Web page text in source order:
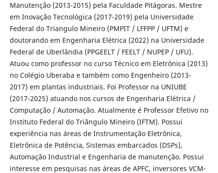
Manutenção (2013-2015) pela Faculdade Pitágoras. Mestre
em Inovação Tecnológica (2017-2019) pela Universidade
Federal do Triangulo Mineiro (PMPIT / LFFPP / UFTM) e
doutorando em Engenharia Elétrica (2022) na Universidade
Federal de Uberlândia (PPGEELT / FEELT / NUPEP / UFU).
Atuou como professor no curso Técnico em Eletrônica (2013)
no Colégio Uberaba e também como Engenheiro (2013-
2017) em plantas industriais. Foi Professor na UNIUBE
(2017-2025) atuando nos cursos de Engenharia Elétrica /
Computação / Automação. Atualmente é Professor Efetivo no
Instituto Federal do Triângulo Mineiro (IFTM). Possui
experiência nas áreas de Instrumentação Eletrônica,
Eletrônica de Potência, Sistemas embarcados (DSPs),
Automação Industrial e Engenharia de manutenção. Possui
interesse em pesquisas nas áreas de APFC, inversores VCM-